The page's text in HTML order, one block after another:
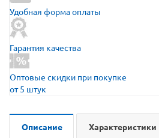
Удобная форма оплаты
Гарантия качества
Оптовые скидки при покупке
от 5 штук
Описание Характеристики